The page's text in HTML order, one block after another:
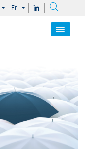
Fr